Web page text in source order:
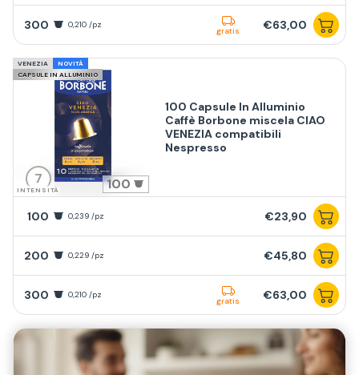
300 0,210 /pz
gratis €63,00
VENEZIA
NOVITÀ
CAPSULE IN ALLUMINIO
7
INTENSITÀ 100
100 Capsule In Alluminio
Caffè Borbone miscela CIAO
VENEZIA compatibili
Nespresso
100 0,239 /pz €23,90
200 0,229 /pz €45,80
300 0,210 /pz
gratis €63,00